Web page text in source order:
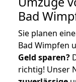
Bad
Sie planen
Bad Wimpfen
Geld sparen?
richtig! Unser